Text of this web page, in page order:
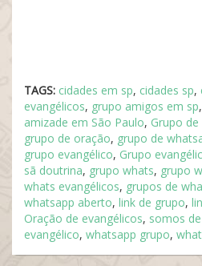
TAGS: cidades em sp, cidades sp,
evangélicos, grupo amigos em sp,
amizade em São Paulo, Grupo
grupo de oração, grupo de
grupo evangélico, Grupo
sã doutrina, grupo whats, grupo
whats evangélicos, grupos de
whatsapp aberto, link de grupo,
Oração de evangélicos, somos
evangélico, whatsapp grupo,